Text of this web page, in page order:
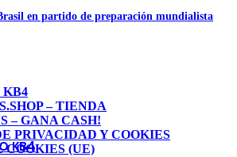
en partido de preparación mundialista
KB4
– TIENDA
– GANA CASH!
PRIVACIDAD Y COOKIES
COOKIES (UE)
KB4